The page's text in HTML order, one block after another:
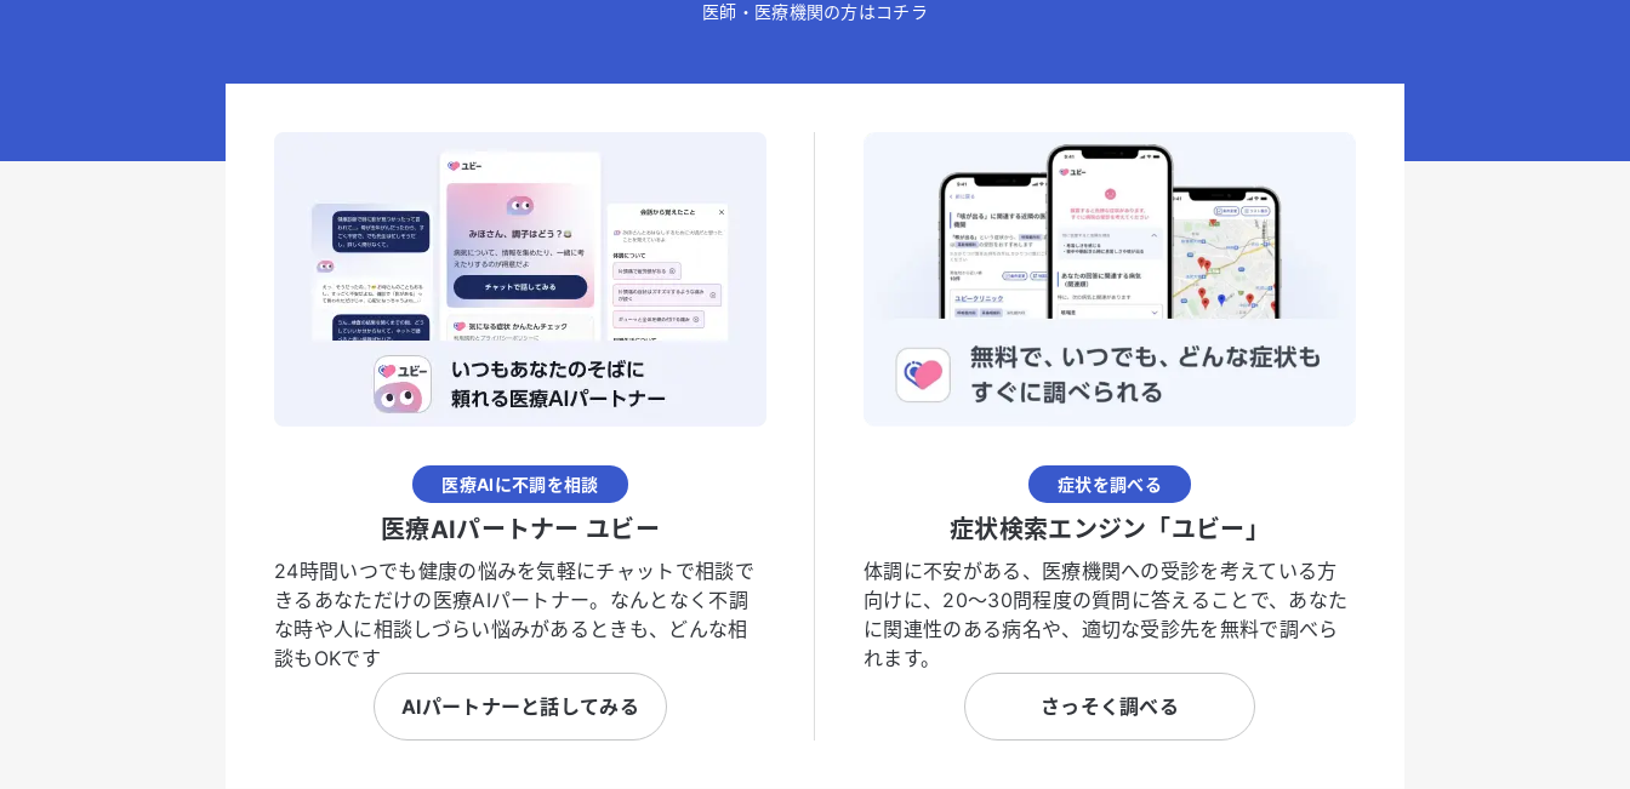
医師・医療機関の方はコチラ
医療AIに不調を相談
医療AIパートナー ユビー
24時間いつでも健康の悩みを気軽にチャットで相談で
きるあなただけの医療AIパートナー。なんとなく不調
な時や人に相談しづらい悩みがあるときも、どんな相
談もOKです
AIパートナーと話してみる
症状を調べる
症状検索エンジン「ユビー」
体調に不安がある、医療機関への受診を考えている方
向けに、20〜30問程度の質問に答えることで、あなた
に関連性のある病名や、適切な受診先を無料で調べら
れます。
さっそく調べる